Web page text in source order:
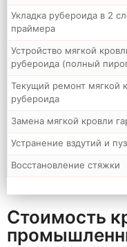
Укладка рубероида в 2
праймера
Устройство мягкой
рубероида (полный
Текущий ремонт мягкой
рубероида
Замена мягкой кровли
Устранение вздутий и
Восстановление стяжки
Стоимость